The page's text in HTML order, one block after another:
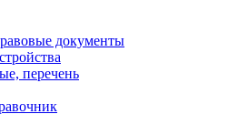
документы
перечень